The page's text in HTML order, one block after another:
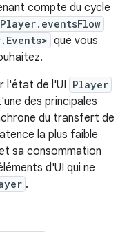
compte du cycle
Player.eventsFlow
que vous
l'état de l'UI Player
des principales
du transfert de
la plus faible
sa consommation
d'UI qui ne
.